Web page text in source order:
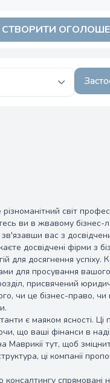
СТВОРИТИ
світ
ви в жвавому
вас з
досвідчені фірми з
для досягнення
для просування
присвячений
це бізнес-право, чи
є маяком ясності. Ці
що ваші фінанси в
Маврикії тут, щоб
ці компанії
спрямовані